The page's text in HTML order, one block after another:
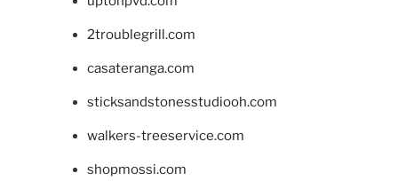
2troublegrill.com
casateranga.com
sticksandstonesstudiooh.com
walkers-treeservice.com
shopmossi.com